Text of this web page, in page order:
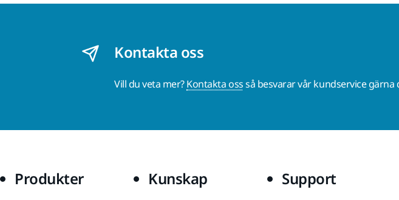
Kontakta oss
Vill du veta mer?Kontakta ossså besvarar vår kundservice gärna
Produkter Kunskap Support